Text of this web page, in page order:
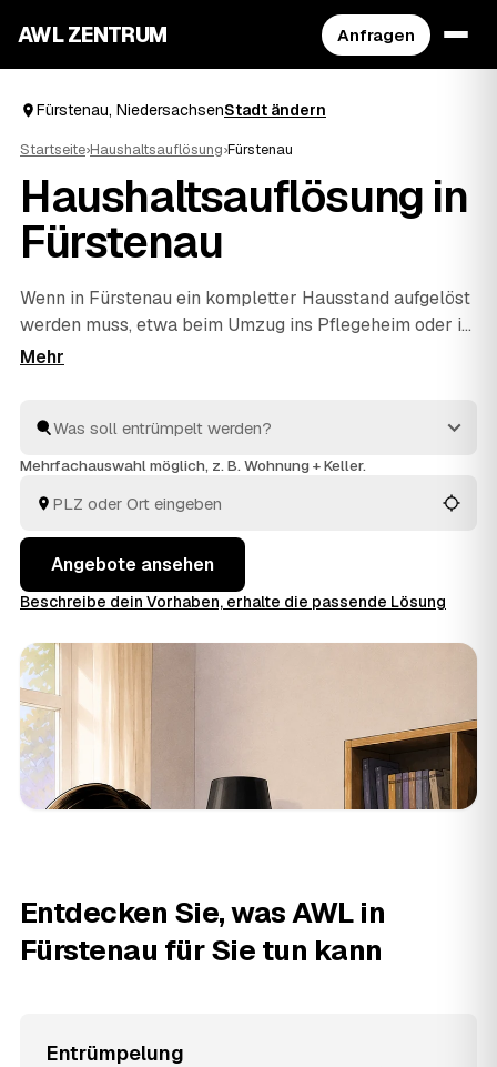
AWL ZENTRUM Anfragen
Fürstenau, NiedersachsenStadt ändern
Startseite›Haushaltsauflösung›Fürstenau
Haushaltsauflösung in
Fürstenau
Wenn in Fürstenau ein kompletter Hausstand aufgelöst
werden muss, etwa beim Umzug ins Pflegeheim oder im
Nachlass, hilft AWL beim einfachen Start. Sie geben
Festpreise – verwertbare Gegenstände werden auf die
Kosten angerechnet. Die Profis arbeiten zügig und
besenreinen Übergabe. Sie müssen nur die Angebote
vergleichen und entscheiden.
Mehrfachauswahl möglich, z. B. Wohnung + Keller.
Angebote ansehen
Beschreibe dein Vorhaben, erhalte die passende Lösung
Entdecken Sie, was AWL in
Fürstenau für Sie tun kann
Entrümpelung